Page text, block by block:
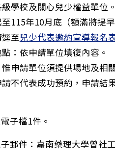
「臺南青力積動計畫玩科
學校及關心兒少權益單位。
115年10月底（額滿將提早
逕至兒少代表邀約宣導報名
：依申請單位填復內容。
惟申請單位須提供場地及相
請不代表成功預約，申請結
子檔1件。
郵件：嘉南藥理大學曾社